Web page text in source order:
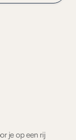
je op een rij